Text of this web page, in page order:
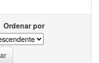
Ordenar por